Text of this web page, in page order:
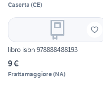
Caserta (CE)
libro isbn 978888488193
9 €
Frattamaggiore(NA)